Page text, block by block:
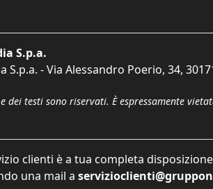
S.p.a.
- Via Alessandro Poerio, 34,
testi sono riservati. È espressamente
clienti è a tua completa
una mail a